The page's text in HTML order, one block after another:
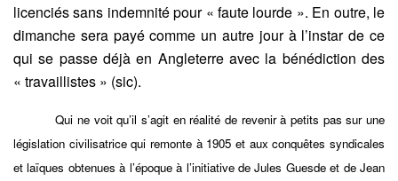
licenciés sans indemnité pour « faute lourde ». En outre, le
dimanche sera payé comme un autre jour à l’instar de ce
qui se passe déjà en Angleterre avec la bénédiction des
« travaillistes » (sic).
Qui ne voit qu’il s’agit en réalité de revenir à petits pas sur une
législation civilisatrice qui remonte à 1905 et aux conquêtes syndicales
et laïques obtenues à l’époque à l’initiative de Jules Guesde et de Jean